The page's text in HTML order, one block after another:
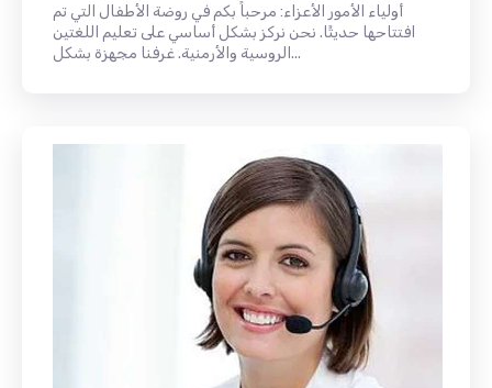
أولياء الأمور الأعزاء: مرحباً بكم في روضة الأطفال التي تم
افتتاحها حديثًا. نحن نركز بشكل أساسي على تعليم اللغتين
الروسية والأرمنية. غرفنا مجهزة بشكل...